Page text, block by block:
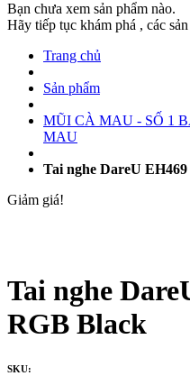
Bạn chưa xem sản phẩm nào.
Hãy tiếp tục khám phá , các
Trang chủ
Sản phẩm
MŨI CÀ MAU - SỐ 1
MAU
Tai nghe DareU
Giảm giá!
Tai nghe
RGB Black
SKU: